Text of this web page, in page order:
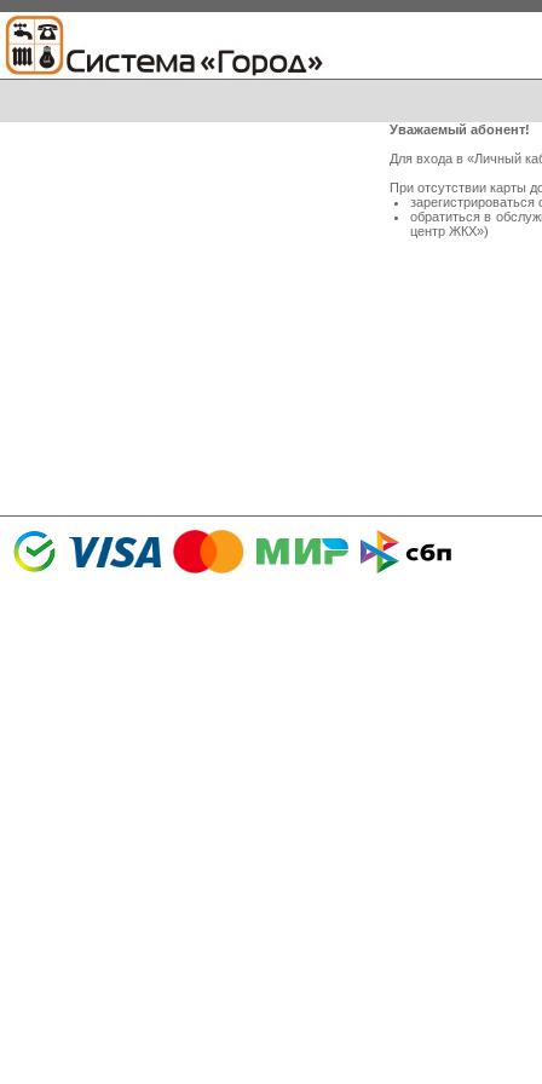
Уважаемый абонент!
Для входа в «Личный
При отсутствии карты
обратиться в
центр ЖКХ»)